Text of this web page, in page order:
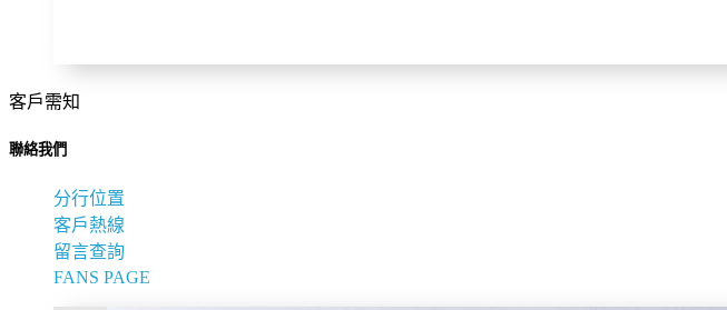
客戶需知
聯絡我們
分行位置
客戶熱線
留言查詢
FANS PAGE